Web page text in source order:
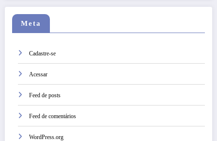
Meta
Cadastre-se
Acessar
Feed de posts
Feed de comentários
WordPress.org